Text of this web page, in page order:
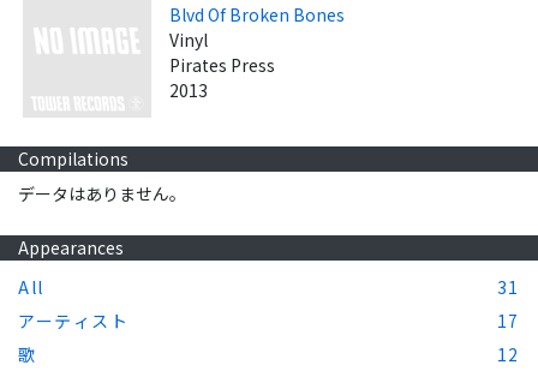
Blvd Of Broken Bones
Vinyl
Pirates Press
2013
Compilations
データはありません。
Appearances
All
31
アーティスト
17
歌
12